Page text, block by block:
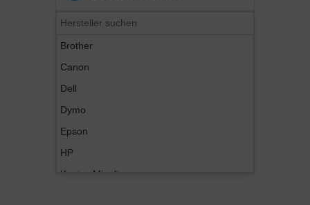
Brother
Canon
Dell
Dymo
Epson
HP
Konica Minolta